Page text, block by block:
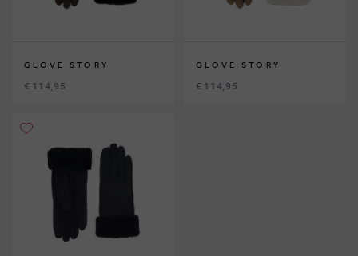
GLOVE STORY
€ 114,95
GLOVE STORY
€ 114,95